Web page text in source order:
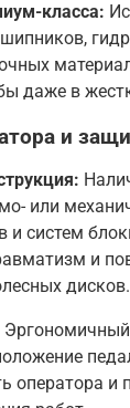
класса:
даже в
и
или
и систем
и
дисков.
оператора